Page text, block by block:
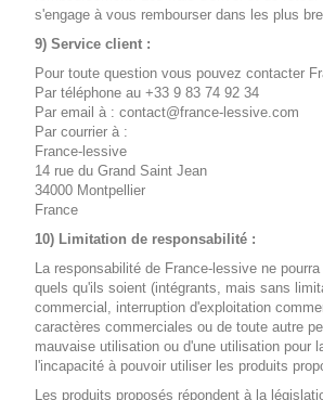
s'engage à vous rembourser dans les plus
9) Service client :
Pour toute question vous pouvez contacter
Par téléphone au +33 9 83 74 92 34
Par email à : contact@france-lessive.com
Par courrier à :
France-lessive
14 rue du Grand Saint Jean
34000 Montpellier
France
10) Limitation de responsabilité :
La responsabilité de France-lessive ne
quels qu'ils soient (intégrants, mais sans
commercial, interruption d'exploitation
caractères commerciales ou de toute autre
mauvaise utilisation ou d'une utilisation pour
l'incapacité à pouvoir utiliser les produits
Les produits proposés répondent à la